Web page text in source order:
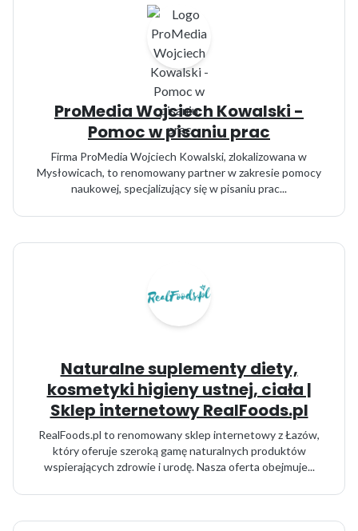
ProMedia Wojciech Kowalski -
Pomoc w pisaniu prac
Firma ProMedia Wojciech Kowalski, zlokalizowana w
Mysłowicach, to renomowany partner w zakresie pomocy
naukowej, specjalizujący się w pisaniu prac...
Naturalne suplementy diety,
kosmetyki higieny ustnej, ciała |
Sklep internetowy RealFoods.pl
RealFoods.pl to renomowany sklep internetowy z Łazów,
który oferuje szeroką gamę naturalnych produktów
wspierających zdrowie i urodę. Nasza oferta obejmuje...